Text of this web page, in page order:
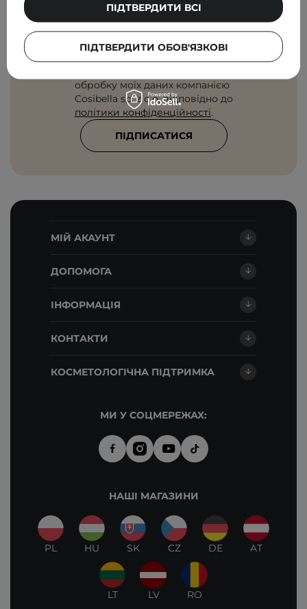
Введіть свою адресу електронної
пошти
обробку моїх даних компанією
Cosibella sp. z o.o, відповідно до
політики конфіденційності.
ПІДПИСАТИСЯ
МІЙ АКАУНТ
ДОПОМОГА
ІНФОРМАЦІЯ
КОНТАКТИ
КОСМЕТОЛОГІЧНА ПІДТРИМКА
МИ У СОЦМЕРЕЖАХ:
НАШІ МАГАЗИНИ
PL HU SK CZ DE AT
LT LV RO
ПІДТВЕРДИТИ ОБОВ'ЯЗКОВІ
ПІДТВЕРДИТИ ВСІ